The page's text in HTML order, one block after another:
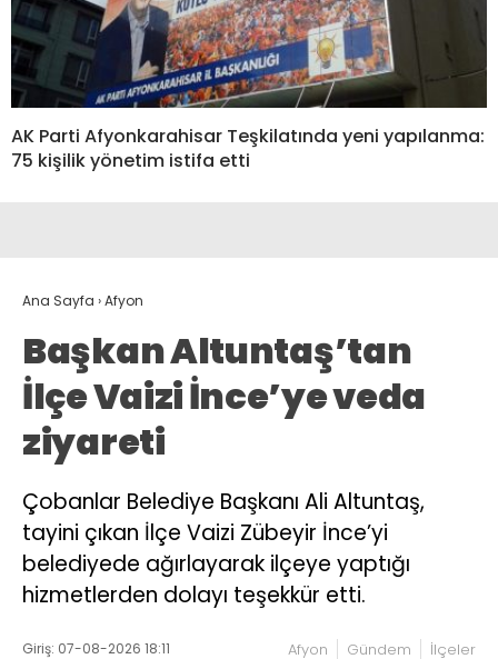
AK Parti Afyonkarahisar Teşkilatında yeni yapılanma:
75 kişilik yönetim istifa etti
Ana Sayfa ›Afyon
Başkan Altuntaş’tan
İlçe Vaizi İnce’ye veda
ziyareti
Çobanlar Belediye Başkanı Ali Altuntaş,
tayini çıkan İlçe Vaizi Zübeyir İnce’yi
belediyede ağırlayarak ilçeye yaptığı
hizmetlerden dolayı teşekkür etti.
Giriş: 07-08-2026 18:11 Afyon Gündem İlçeler